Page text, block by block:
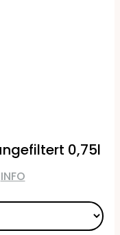
0,75l
INFO